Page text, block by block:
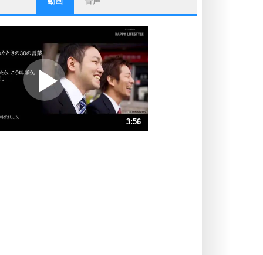
ストレス対策
他人と比べない。
いっそのこと、他人を見ない。
プラス思考
ポジティブになれない原因は、行動
しないから。
ポジティブ思考になる30の方法
ストレス対策
3:56